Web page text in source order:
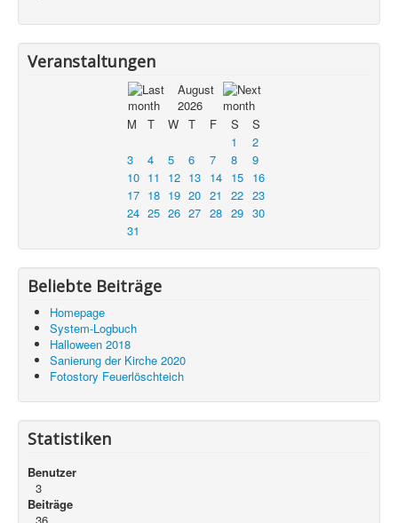
Veranstaltungen
August
2026
M
T W T F S
S
1
2
3
4 5 6 7 8
9
10 11 12 13 14 15
16
17 18 19 20 21 22 23
24 25 26 27 28 29 30
31
Beliebte Beiträge
Homepage
System-Logbuch
Halloween 2018
Sanierung der Kirche 2020
Fotostory Feuerlöschteich
Statistiken
Benutzer
3
Beiträge